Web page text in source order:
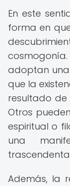
En este
forma en
adoptan una
que la
resultado
Otros
espiritual o
una
Además, la